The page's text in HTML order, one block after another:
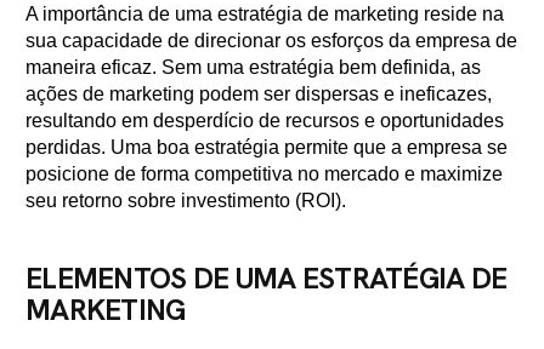
A importância de uma estratégia de marketing reside na
sua capacidade de direcionar os esforços da empresa de
maneira eficaz. Sem uma estratégia bem definida, as
ações de marketing podem ser dispersas e ineficazes,
resultando em desperdício de recursos e oportunidades
perdidas. Uma boa estratégia permite que a empresa se
posicione de forma competitiva no mercado e maximize
seu retorno sobre investimento (ROI).
ELEMENTOS DE UMA ESTRATÉGIA DE
MARKETING